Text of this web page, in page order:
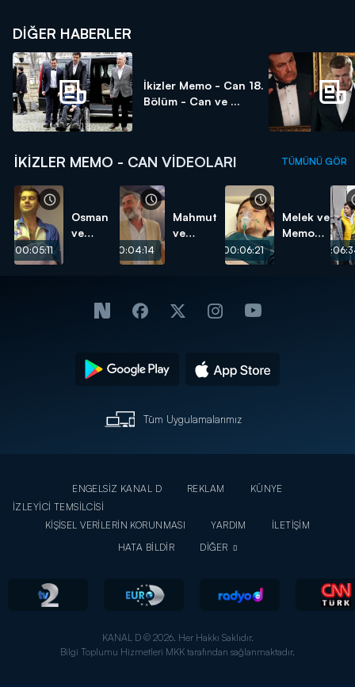
DIĞER HABERLER
İkizler Memo - Can 18.
Bölüm - Can ve ...
İKIZLER MEMO - CAN VIDEOLARI TÜMÜNÜ GÖR
00:05:11
Osman
ve
00:04:14
Mahmut
ve
00:06:21
Melek ve
Memo
Tüm Uygulamalarımız
ENGELSİZ KANAL D REKLAM
KÜNYE
İZLEYİCİ TEMSİLCİSİ
KİŞİSEL VERİLERİN KORUNMASI
YARDIM
İLETİŞİM
HATA BİLDİR
DİĞER
KANAL D © 2026. Her Hakkı Saklıdır.
Bilgi Toplumu Hizmetleri MKK tarafından sağlanmaktadır.